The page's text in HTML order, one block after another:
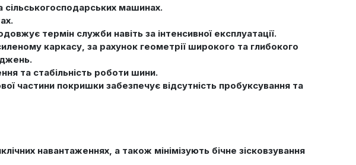
сільськогосподарських машинах.
термін служби навіть за інтенсивної експлуатації.
каркасу, за рахунок геометрії широкого та глибокого
та стабільність роботи шини.
частини покришки забезпечує відсутність пробуксування та
навантаженнях, а також мінімізують бічне зісковзування